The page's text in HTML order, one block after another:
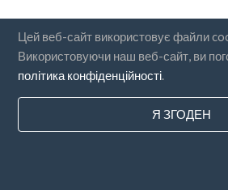
Цей веб-сайт використовує файли
Використовуючи наш веб-сайт, ви
політика конфіденційності
Я ЗГОДЕН